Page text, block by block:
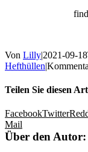
Von Lilly|2021-09-
Hefthüllen|
Teilen Sie diesen
FacebookTwitter
Mail
Über den Autor: